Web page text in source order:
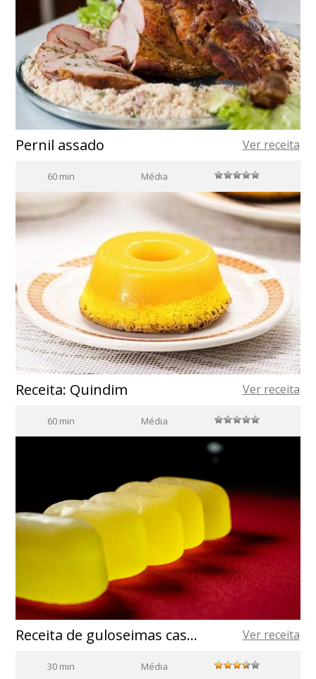
Pernil assado Ver receita
60 min Média
Receita: Quindim Ver receita
60 min Média
Receita de guloseimas caseiras feitas com azeite de oliva Ver receita
30 min Média